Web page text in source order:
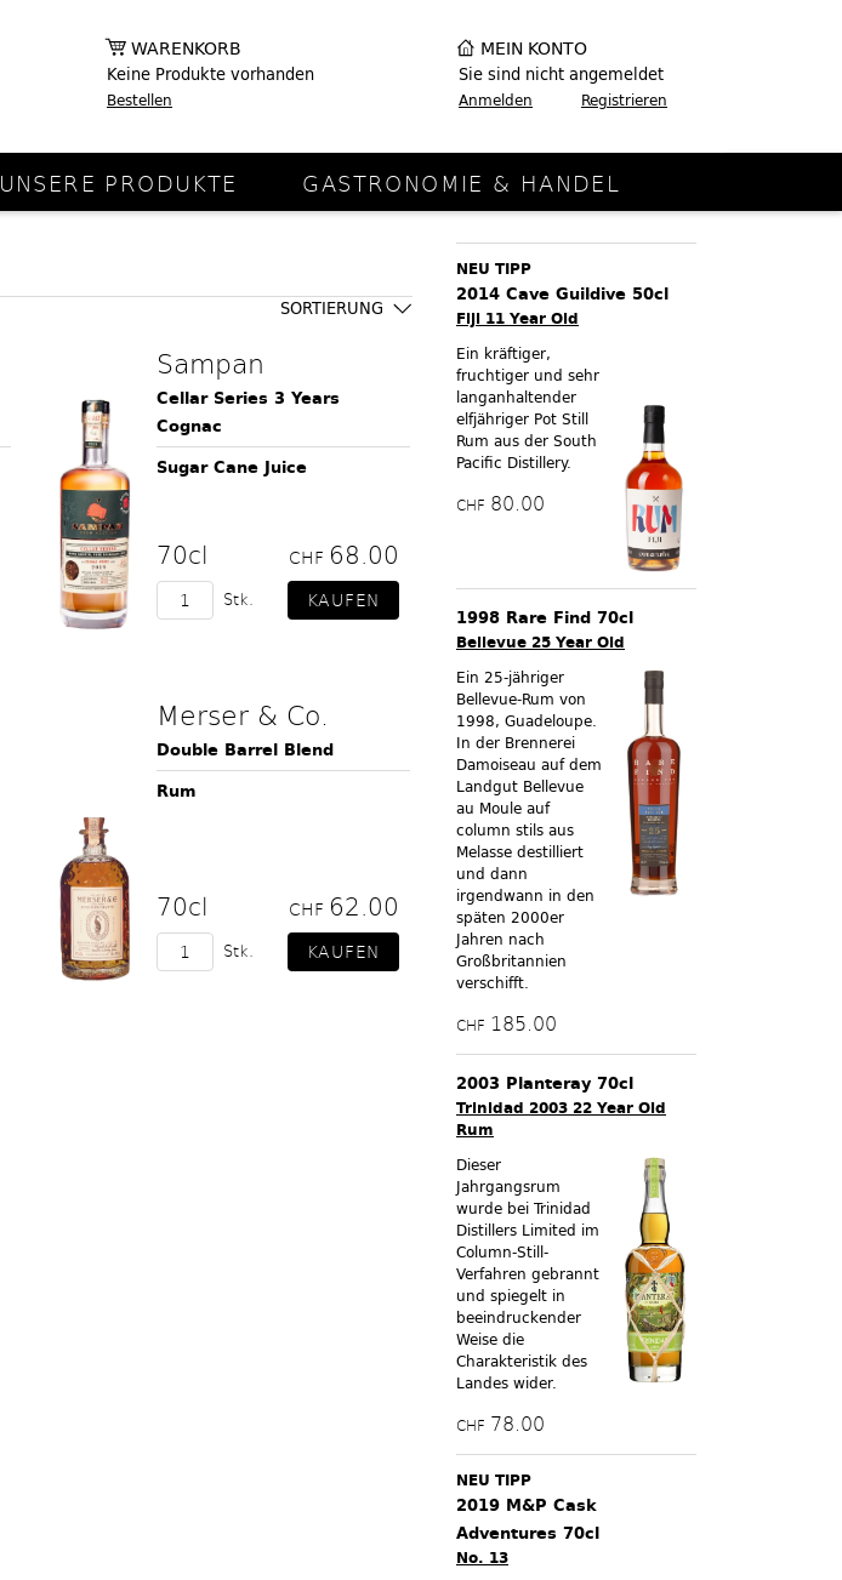
WARENKORB
Keine Produkte vorhanden
Bestellen
MEIN KONTO
Sie sind nicht angemeldet
Anmelden Registrieren
UNSERE PRODUKTE GASTRONOMIE & HANDEL
SORTIERUNG
Sampan
Cellar Series 3 Years
Cognac
Sugar Cane Juice
70cl CHF 68.00
Stk.
Merser & Co.
Double Barrel Blend
Rum
70cl CHF 62.00
Stk.
NEU TIPP
2014 Cave Guildive 50cl
Fiji 11 Year Old
Ein kräftiger,
fruchtiger und sehr
langanhaltender
elfjähriger Pot Still
Rum aus der South
Pacific Distillery.
CHF 80.00
1998 Rare Find 70cl
Bellevue 25 Year Old
Ein 25-jähriger
Bellevue-Rum von
1998, Guadeloupe.
In der Brennerei
Damoiseau auf dem
Landgut Bellevue
au Moule auf
column stils aus
Melasse destilliert
und dann
irgendwann in den
späten 2000er
Jahren nach
Großbritannien
verschifft.
CHF 185.00
2003 Planteray 70cl
Trinidad 2003 22 Year Old
Rum
Dieser
Jahrgangsrum
wurde bei Trinidad
Distillers Limited im
Column-Still-
Verfahren gebrannt
und spiegelt in
beeindruckender
Weise die
Charakteristik des
Landes wider.
CHF 78.00
NEU TIPP
2019 M&P Cask
Adventures 70cl
No. 13